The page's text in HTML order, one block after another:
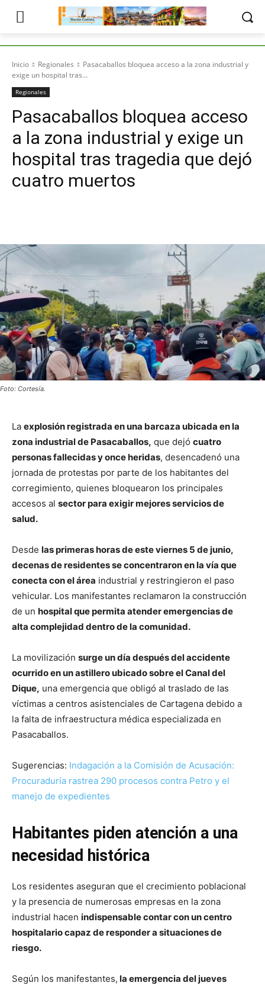
Inicio Regionales
Pasacaballos bloquea acceso a la zona industrial y
exige un hospital tras...
Regionales
Pasacaballos bloquea acceso
a la zona industrial y exige un
hospital tras tragedia que dejó
cuatro muertos
Foto: Cortesía.
La explosión registrada en una barcaza ubicada en la
zona industrial de Pasacaballos, que dejó cuatro
personas fallecidas y once heridas, desencadenó una
jornada de protestas por parte de los habitantes del
corregimiento, quienes bloquearon los principales
accesos al sector para exigir mejores servicios de
salud.
Desde las primeras horas de este viernes 5 de junio,
decenas de residentes se concentraron en la vía que
conecta con el área industrial y restringieron el paso
vehicular. Los manifestantes reclamaron la construcción
de un hospital que permita atender emergencias de
alta complejidad dentro de la comunidad.
La movilización surge un día después del accidente
ocurrido en un astillero ubicado sobre el Canal del
Dique, una emergencia que obligó al traslado de las
víctimas a centros asistenciales de Cartagena debido a
la falta de infraestructura médica especializada en
Pasacaballos.
Sugerencias: Indagación a la Comisión de Acusación:
Procuraduría rastrea 290 procesos contra Petro y el
manejo de expedientes
Habitantes piden atención a una
necesidad histórica
Los residentes aseguran que el crecimiento poblacional
y la presencia de numerosas empresas en la zona
industrial hacen indispensable contar con un centro
hospitalario capaz de responder a situaciones de
riesgo.
Según los manifestantes, la emergencia del jueves